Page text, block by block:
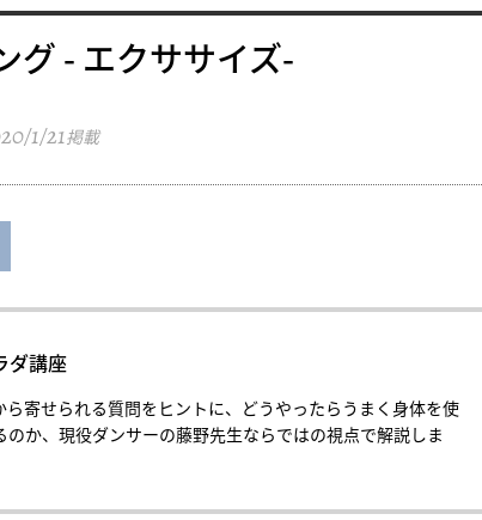
グ - エクササイズ-
1/21掲載
ダ講座
寄せられる質問をヒントに、どうやったらうまく身体を使
か、現役ダンサーの藤野先生ならではの視点で解説しま